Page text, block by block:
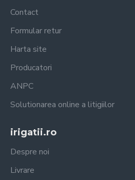
Contact
Formular retur
Harta site
Producatori
ANPC
Solutionarea online a litigiilor
irigatii.ro
Despre noi
Livrare